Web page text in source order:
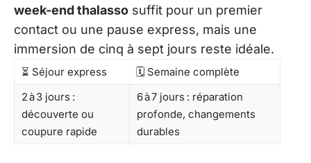
week-end thalasso suffit pour un premier
contact ou une pause express, mais une
immersion de cinq à sept jours reste idéale.
⏳ Séjour express
🗓️ Semaine complète
2 à 3 jours :
découverte ou
coupure rapide
6 à 7 jours : réparation
profonde, changements
durables